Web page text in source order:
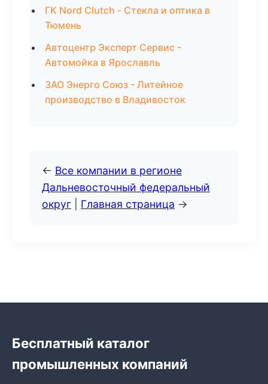
ГК Nord Clutch - Стекла и оптика в
Тюмень
Автоцентр Эксперт Сервис -
Автомойка в Ярославль
ЗАО Энерго Союз - Литейное
производство в Владивосток
← Все компании в регионе
Дальневосточный федеральный
округ
Главная страница →
Бесплатный каталог
промышленных компаний